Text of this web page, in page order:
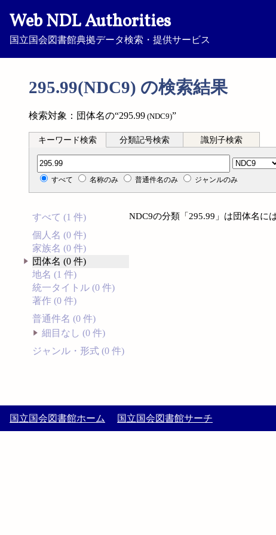
Web NDL Authorities
国立国会図書館典拠データ検索・提供サービス
295.99(NDC9) の検索結果
検索対象：団体名の“295.99 (NDC9)”
キーワード検索 分類記号検索 識別子検索
分類記号検索
すべて 名称のみ 普通件名のみ ジャンルのみ
すべて (1 件)
個人名 (0 件)
家族名 (0 件)
団体名 (0 件)
地名 (1 件)
統一タイトル (0 件)
著作 (0 件)
普通件名 (0 件)
細目なし (0 件)
ジャンル・形式 (0 件)
NDC9の分類「295.99」は団体名に
国立国会図書館ホーム 国立国会図書館サーチ